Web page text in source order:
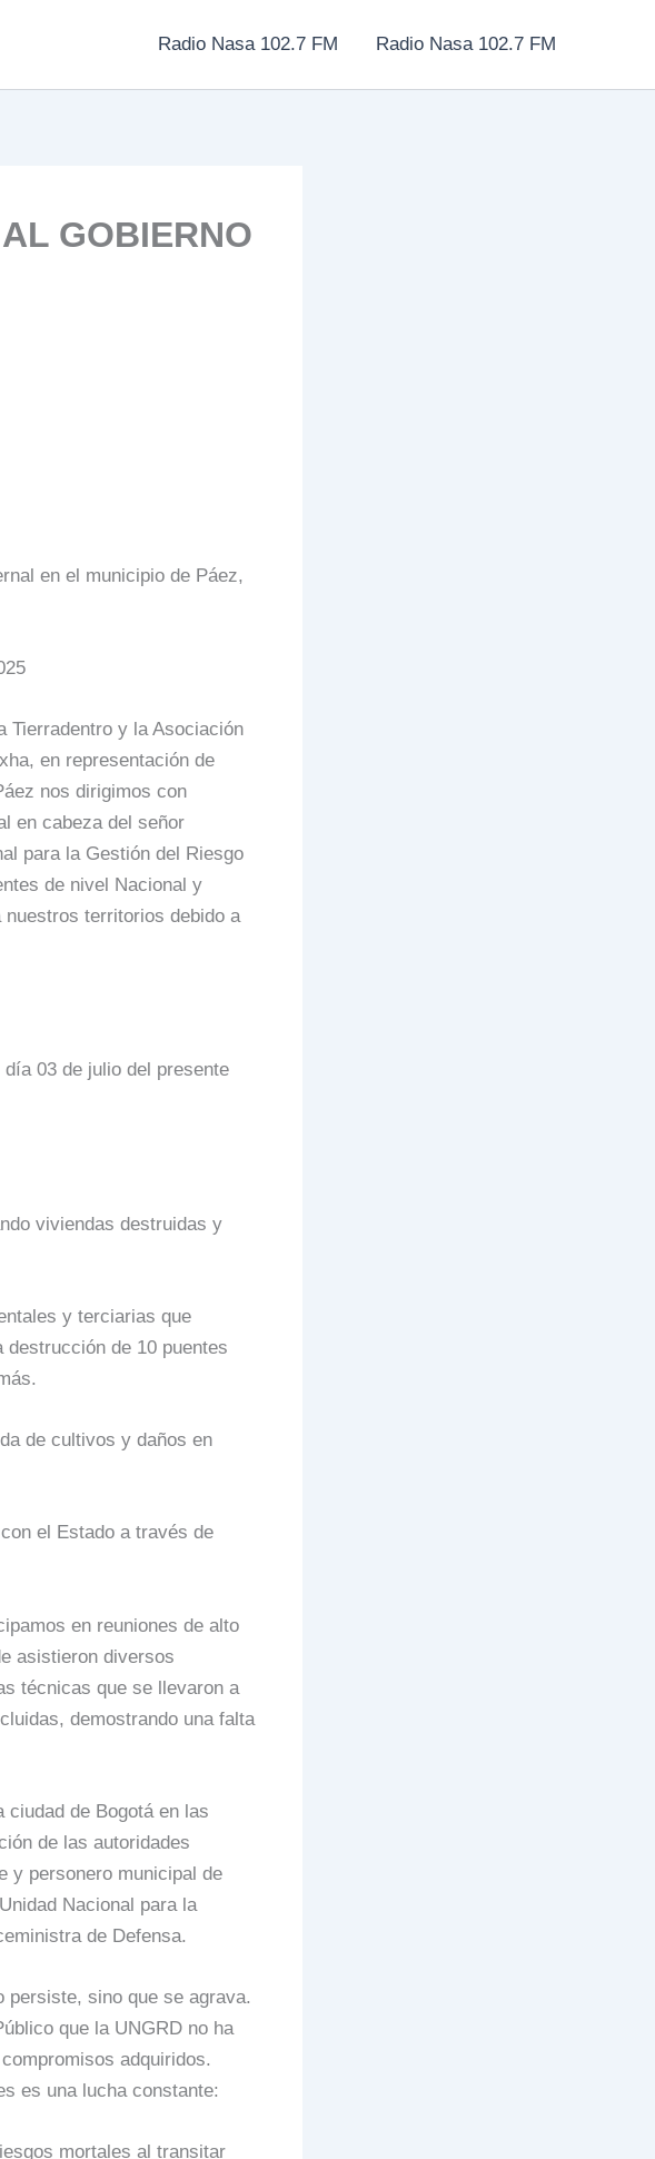
Radio Nasa 102.7 FM Radio Nasa 102.7 FM
GOBIERNO
en el municipio de Páez,
Tierradentro y la Asociación
en representación de
nos dirigimos con
en cabeza del señor
para la Gestión del Riesgo
de nivel Nacional y
territorios debido a
03 de julio del presente
viviendas destruidas y
y terciarias que
destrucción de 10 puentes
de cultivos y daños en
el Estado a través de
en reuniones de alto
asistieron diversos
técnicas que se llevaron a
demostrando una falta
ciudad de Bogotá en las
de las autoridades
y personero municipal de
Nacional para la
de Defensa.
sino que se agrava.
que la UNGRD no ha
adquiridos.
es una lucha constante:
mortales al transitar